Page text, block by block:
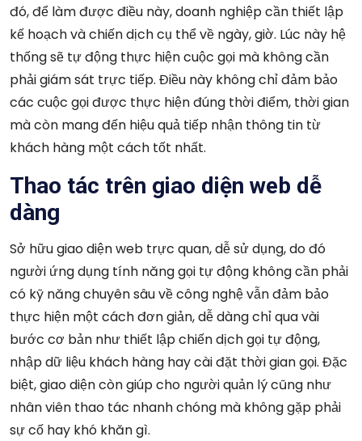
đó, để làm được điều này, doanh nghiệp cần thiết lập
kế hoạch và chiến dịch cụ thể về ngày, giờ. Lúc này hệ
thống sẽ tự động thực hiện cuộc gọi mà không cần
phải giám sát trực tiếp. Điều này không chỉ đảm bảo
các cuộc gọi được thực hiện đúng thời điểm, thời gian
mà còn mang đến hiệu quả tiếp nhận thông tin từ
khách hàng một cách tốt nhất.
Thao tác trên giao diện web dễ
dàng
Sở hữu giao diện web trực quan, dễ sử dụng, do đó
người ứng dụng tính năng gọi tự động không cần phải
có kỹ năng chuyên sâu về công nghệ vẫn đảm bảo
thực hiện một cách đơn giản, dễ dàng chỉ qua vài
bước cơ bản như thiết lập chiến dịch gọi tự động,
nhập dữ liệu khách hàng hay cài đặt thời gian gọi. Đặc
biệt, giao diện còn giúp cho người quản lý cũng như
nhân viên thao tác nhanh chóng mà không gặp phải
sự cố hay khó khăn gì.